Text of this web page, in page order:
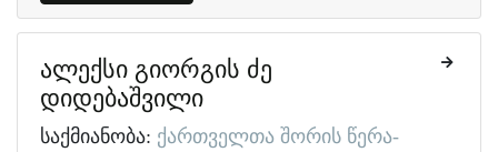
ალექსი გიორგის ძე
დიდებაშვილი
საქმიანობა: ქართველთა შორის წერა-